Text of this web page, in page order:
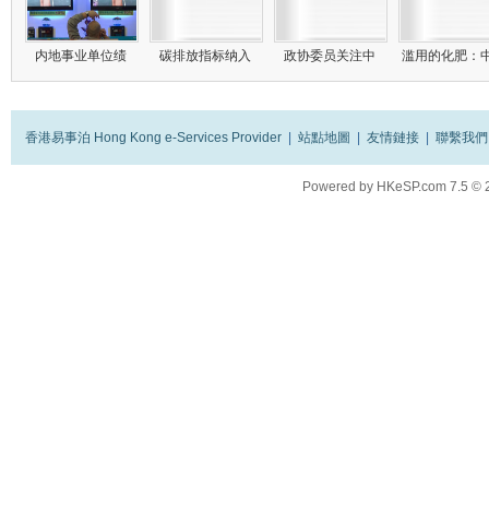
内地事业单位绩 碳排放指标纳入 政协委员关注中 滥用的化肥：
香港易事泊 Hong Kong e-Services Provider 站點地圖 友情鏈接 聯繫我們
Powered by HKeSP.com 7.5 ©